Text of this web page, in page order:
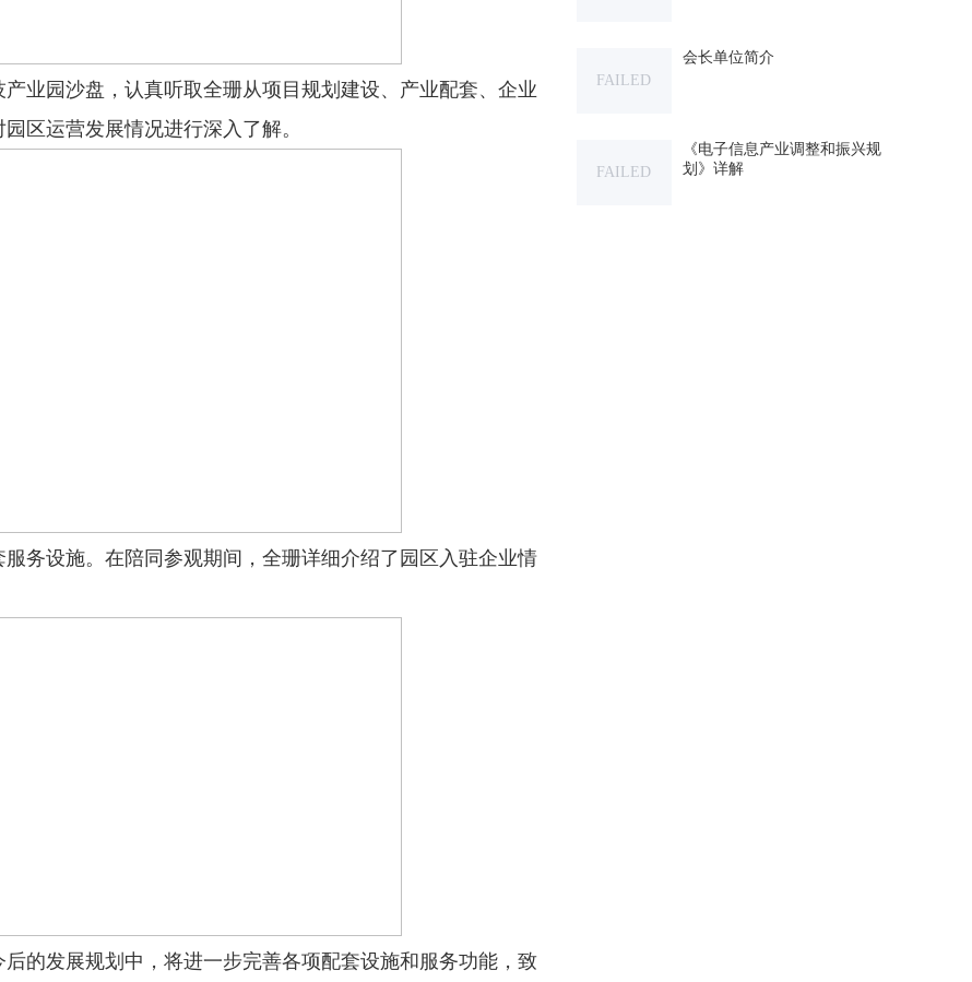
园沙盘，认真听取全珊从项目规划建设、产业配套、企业
区运营发展情况进行深入了解。
设施。在陪同参观期间，全珊详细介绍了园区入驻企业情
发展规划中，将进一步完善各项配套设施和服务功能，致
FAILED
会长单位简介
FAILED
《电子信息产业调整和振兴规
划》详解